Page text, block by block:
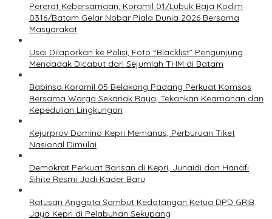
Pererat Kebersamaan, Koramil 01/Lubuk Baja Kodim
0316/Batam Gelar Nobar Piala Dunia 2026 Bersama
Masyarakat
Usai Dilaporkan ke Polisi, Foto “Blacklist” Pengunjung
Mendadak Dicabut dari Sejumlah THM di Batam
Babinsa Koramil 05 Belakang Padang Perkuat Komsos
Bersama Warga Sekanak Raya, Tekankan Keamanan dan
Kepedulian Lingkungan
Kejurprov Domino Kepri Memanas, Perburuan Tiket
Nasional Dimulai
Demokrat Perkuat Barisan di Kepri, Junaidi dan Hanafi
Sihite Resmi Jadi Kader Baru
Ratusan Anggota Sambut Kedatangan Ketua DPD GRIB
Jaya Kepri di Pelabuhan Sekupang